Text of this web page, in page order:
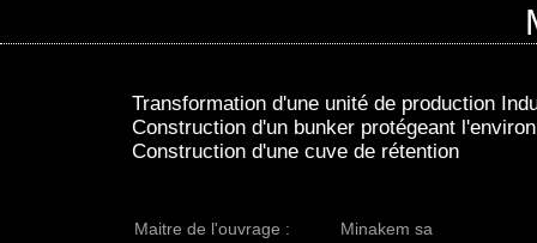
Transformation d'une unité de production
Construction d'un bunker protégeant
Construction d'une cuve de rétention
Maitre de l'ouvrage :
Minakem sa